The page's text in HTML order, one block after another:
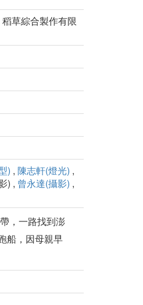
草綜合製作有限
) , 陳志軒(燈光) ,
) , 曾永達(攝影) ,
，一路找到澎
船，因母親早